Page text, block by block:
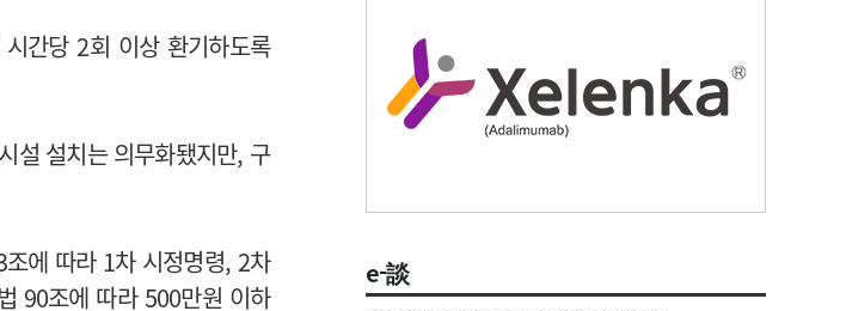
간당 2회 이상 환기하도록
설 설치는 의무화됐지만, 구
에 따라 1차 시정명령, 2차
90조에 따라 500만원 이하
e-談